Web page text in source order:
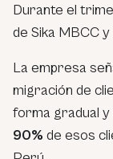
Durante el
de Sika MBCC
La empresa
migración de
forma gradual y
90% de esos